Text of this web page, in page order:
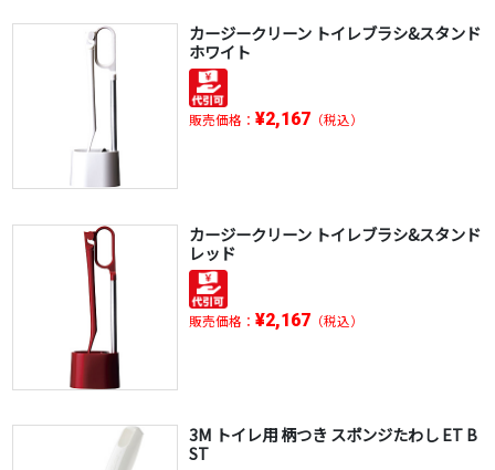
カージークリーン トイレブラシ&スタンド
ホワイト
販売価格： ¥2,167（税込）
カージークリーン トイレブラシ&スタンド
レッド
販売価格： ¥2,167（税込）
3M トイレ用 柄つき スポンジたわし ET B
ST